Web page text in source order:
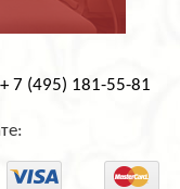
+ 7 (495) 181-55-81